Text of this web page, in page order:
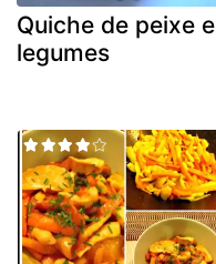
Quiche de peixe e
legumes